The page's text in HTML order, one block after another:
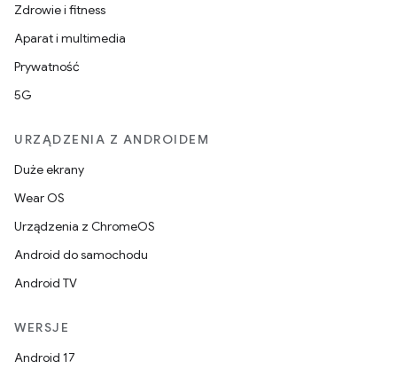
Zdrowie i fitness
Aparat i multimedia
Prywatność
5G
URZĄDZENIA Z ANDROIDEM
Duże ekrany
Wear OS
Urządzenia z ChromeOS
Android do samochodu
Android TV
WERSJE
Android 17